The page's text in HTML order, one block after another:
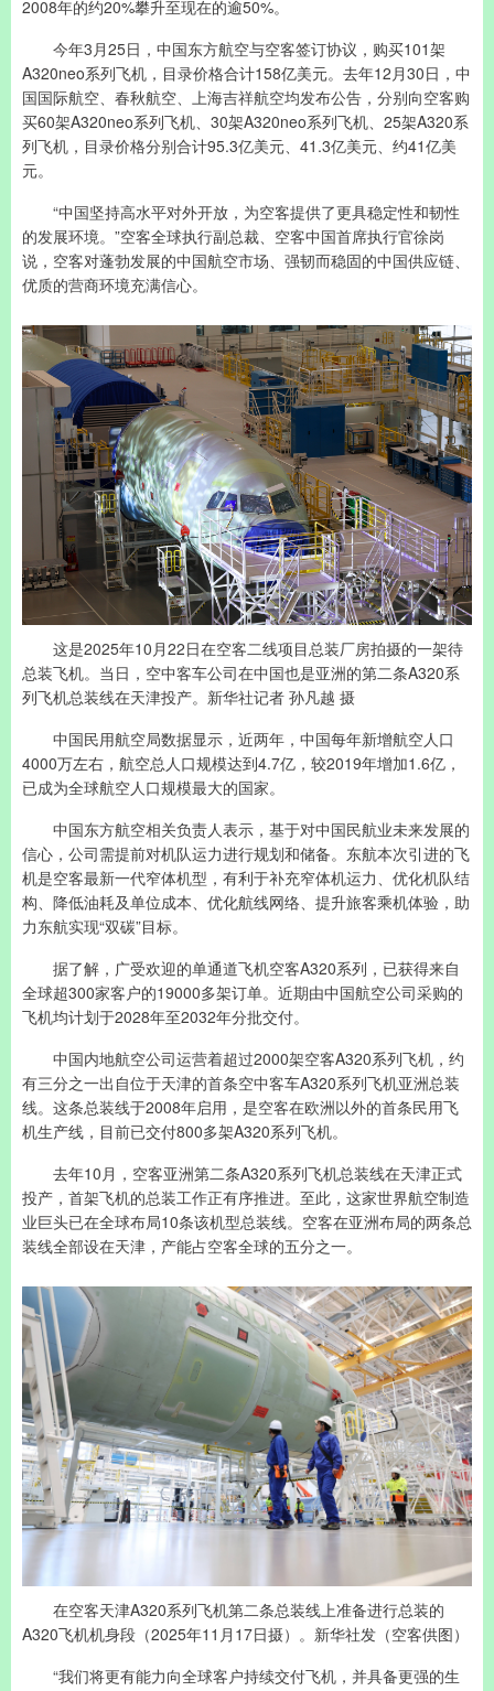
2008年的约20%攀升至现在的逾50%。
今年3月25日，中国东方航空与空客签订协议，购买101架
A320neo系列飞机，目录价格合计158亿美元。去年12月30日，中
国国际航空、春秋航空、上海吉祥航空均发布公告，分别向空客购
买60架A320neo系列飞机、30架A320neo系列飞机、25架A320系
列飞机，目录价格分别合计95.3亿美元、41.3亿美元、约41亿美
元。
“中国坚持高水平对外开放，为空客提供了更具稳定性和韧性
的发展环境。”空客全球执行副总裁、空客中国首席执行官徐岗
说，空客对蓬勃发展的中国航空市场、强韧而稳固的中国供应链、
优质的营商环境充满信心。
这是2025年10月22日在空客二线项目总装厂房拍摄的一架待
总装飞机。当日，空中客车公司在中国也是亚洲的第二条A320系
列飞机总装线在天津投产。新华社记者 孙凡越 摄
中国民用航空局数据显示，近两年，中国每年新增航空人口
4000万左右，航空总人口规模达到4.7亿，较2019年增加1.6亿，
已成为全球航空人口规模最大的国家。
中国东方航空相关负责人表示，基于对中国民航业未来发展的
信心，公司需提前对机队运力进行规划和储备。东航本次引进的飞
机是空客最新一代窄体机型，有利于补充窄体机运力、优化机队结
构、降低油耗及单位成本、优化航线网络、提升旅客乘机体验，助
力东航实现“双碳”目标。
据了解，广受欢迎的单通道飞机空客A320系列，已获得来自
全球超300家客户的19000多架订单。近期由中国航空公司采购的
飞机均计划于2028年至2032年分批交付。
中国内地航空公司运营着超过2000架空客A320系列飞机，约
有三分之一出自位于天津的首条空中客车A320系列飞机亚洲总装
线。这条总装线于2008年启用，是空客在欧洲以外的首条民用飞
机生产线，目前已交付800多架A320系列飞机。
去年10月，空客亚洲第二条A320系列飞机总装线在天津正式
投产，首架飞机的总装工作正有序推进。至此，这家世界航空制造
业巨头已在全球布局10条该机型总装线。空客在亚洲布局的两条总
装线全部设在天津，产能占空客全球的五分之一。
在空客天津A320系列飞机第二条总装线上准备进行总装的
A320飞机机身段（2025年11月17日摄）。新华社发（空客供图）
“我们将更有能力向全球客户持续交付飞机，并具备更强的生